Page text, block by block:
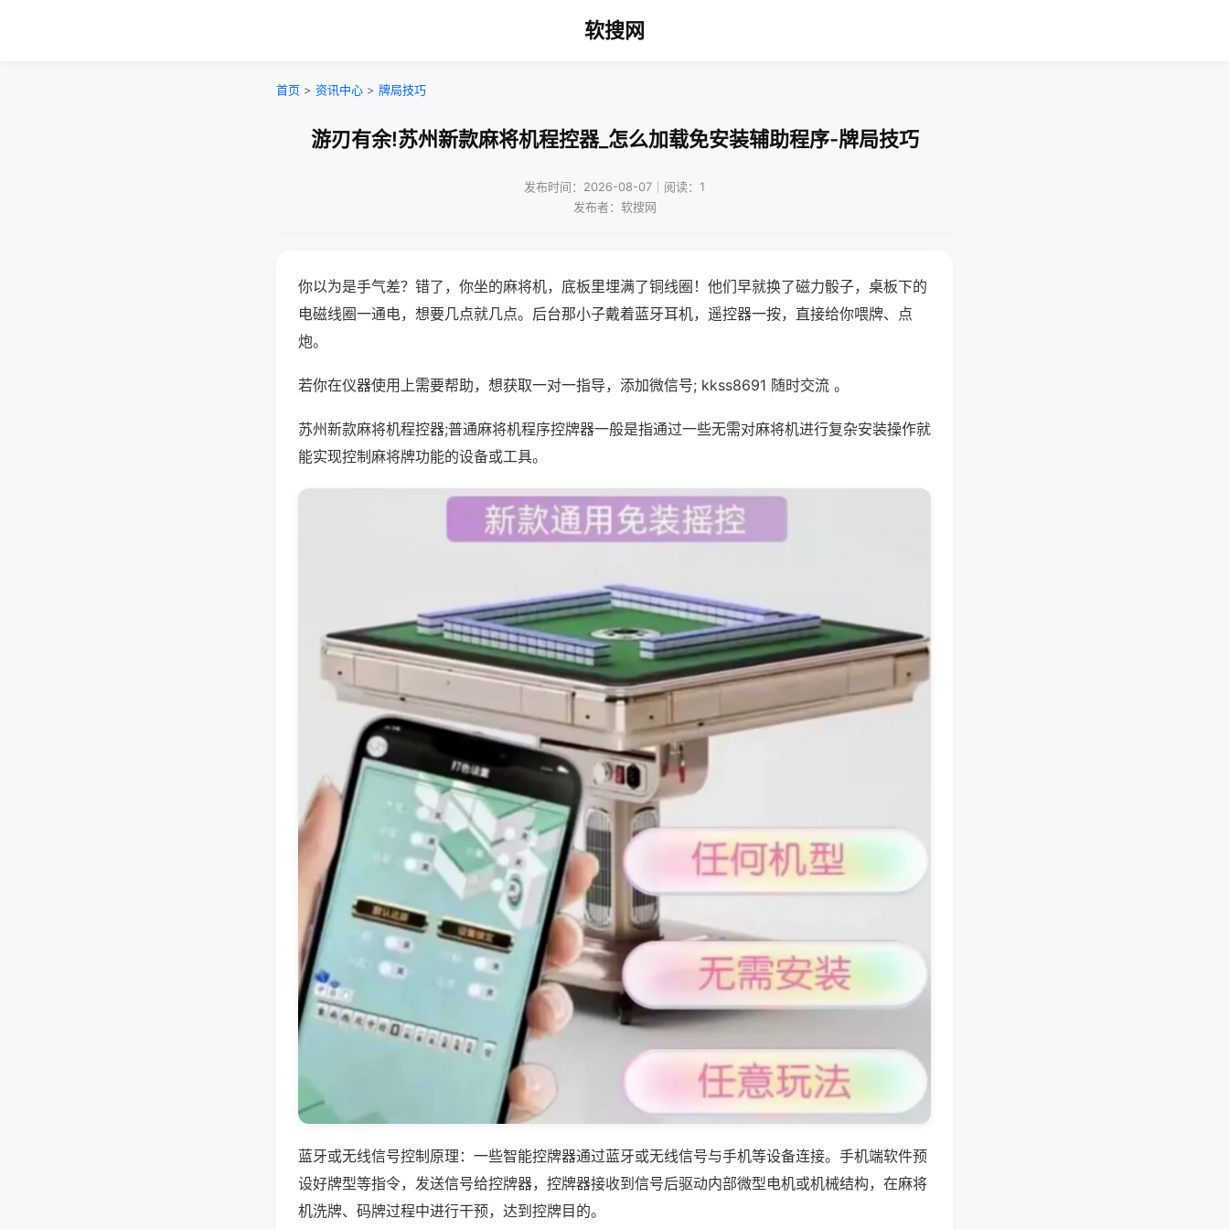
软搜网
首页 > 资讯中心 > 牌局技巧
游刃有余!苏州新款麻将机程控器_怎么加载免安装辅助程序-牌局技巧
发布时间：2026-08-07｜阅读：1
发布者：软搜网
你以为是手气差？错了，你坐的麻将机，底板里埋满了铜线圈！他们早就换了磁力骰子，桌板下的
电磁线圈一通电，想要几点就几点。后台那小子戴着蓝牙耳机，遥控器一按，直接给你喂牌、点
炮。
若你在仪器使用上需要帮助，想获取一对一指导，添加微信号; kkss8691 随时交流 。
苏州新款麻将机程控器;普通麻将机程序控牌器一般是指通过一些无需对麻将机进行复杂安装操作就
能实现控制麻将牌功能的设备或工具。
蓝牙或无线信号控制原理：一些智能控牌器通过蓝牙或无线信号与手机等设备连接。手机端软件预
设好牌型等指令，发送信号给控牌器，控牌器接收到信号后驱动内部微型电机或机械结构，在麻将
机洗牌、码牌过程中进行干预，达到控牌目的。